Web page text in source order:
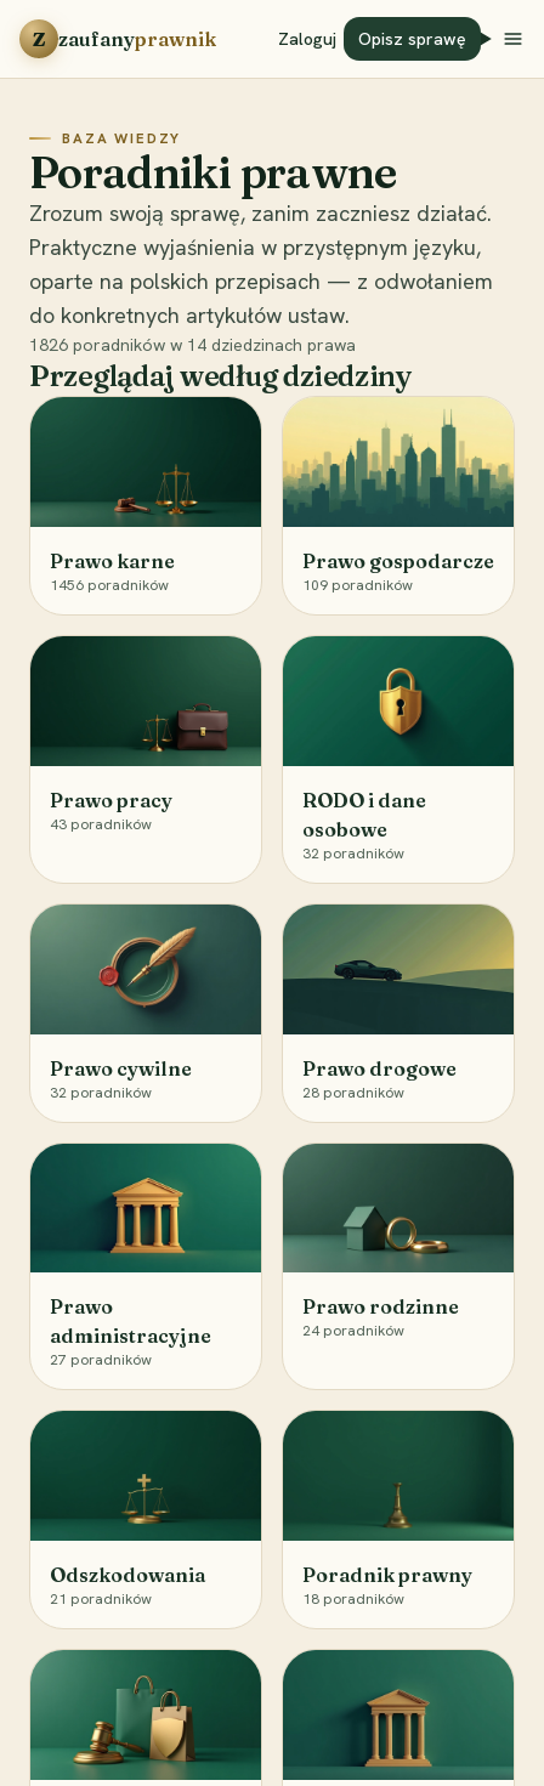
Przejdź do treści
Z zaufanyprawnik Zaloguj Opisz sprawę
BAZA WIEDZY
Poradniki prawne
Zrozum swoją sprawę, zanim zaczniesz działać.
Praktyczne wyjaśnienia w przystępnym języku,
oparte na polskich przepisach — z odwołaniem
do konkretnych artykułów ustaw.
1826 poradników w 14 dziedzinach prawa
Przeglądaj według dziedziny
Prawo karne
1456 poradników
Prawo gospodarcze
109 poradników
Prawo pracy
43 poradników
RODO i dane
osobowe
32 poradników
Prawo cywilne
32 poradników
Prawo drogowe
28 poradników
Prawo
administracyjne
27 poradników
Prawo rodzinne
24 poradników
Odszkodowania
21 poradników
Poradnik prawny
18 poradników